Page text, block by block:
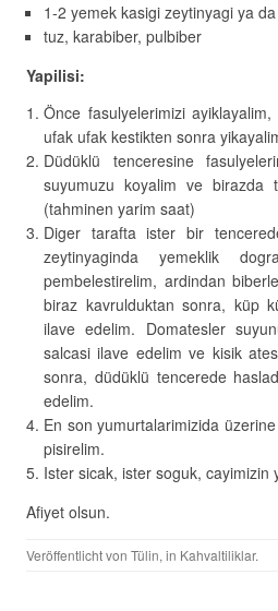
1-2 yemek kasigi zeytinyagi ya
tuz, karabiber, pulbiber
Yapilisi:
Önce fasulyelerimizi
ufak ufak kestikten sonra
Düdüklü tenceresine
suyumuzu koyalim ve birazda
(tahminen yarim saat)
Diger tarafta ister bir
zeytinyaginda yemeklik
pembelestirelim, ardindan
biraz kavrulduktan sonra, küp
ilave edelim. Domatesler
salcasi ilave edelim ve kisik
sonra, düdüklü tencerede
edelim.
En son yumurtalarimizida
pisirelim.
Ister sicak, ister soguk, cayimizin
Afiyet olsun.
Veröffentlicht von Tülin, in Kahvaltiliklar.